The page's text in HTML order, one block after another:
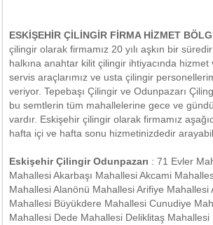
ESKİŞEHİR ÇİLİNGİR FİRMA HİZMET
çilingir olarak firmamız 20 yılı aşkın bir
halkına anahtar kilit çilingir ihtiyacında
servis araçlarımız ve usta çilingir
veriyor. Tepebaşı Çilingir ve Odunpazarı
bu semtlerin tüm mahallelerine gece ve
vardır. Eskişehir çilingir olarak firmamız
hafta içi ve hafta sonu hizmetinizdedir
Eskişehir Çilingir Odunpazarı : 71 Evler
Mahallesi Akarbaşı Mahallesi Akcami
Mahallesi Alanönü Mahallesi Arifiye Mahallesi
Mahallesi Büyükdere Mahallesi Cunudiye
Mahallesi Dede Mahallesi Deliklitaş